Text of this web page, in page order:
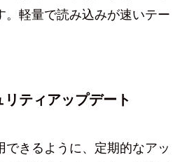
。軽量で読み込みが速いテー
ティアップデート
できるように、定期的なアッ